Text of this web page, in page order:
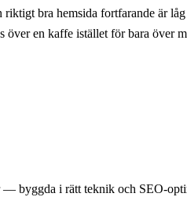
bra hemsida fortfarande är
en kaffe istället för bara
byggda i rätt teknik och SEO-